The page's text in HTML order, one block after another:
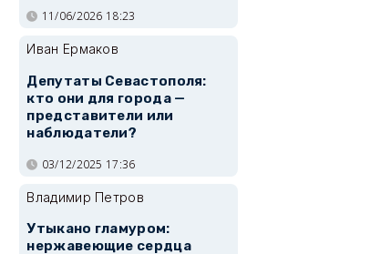
11/06/2026 18:23
Иван Ермаков
Депутаты Севастополя:
кто они для города —
представители или
наблюдатели?
03/12/2025 17:36
Владимир Петров
Утыкано гламуром:
нержавеющие сердца